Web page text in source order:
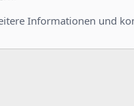
Informationen und